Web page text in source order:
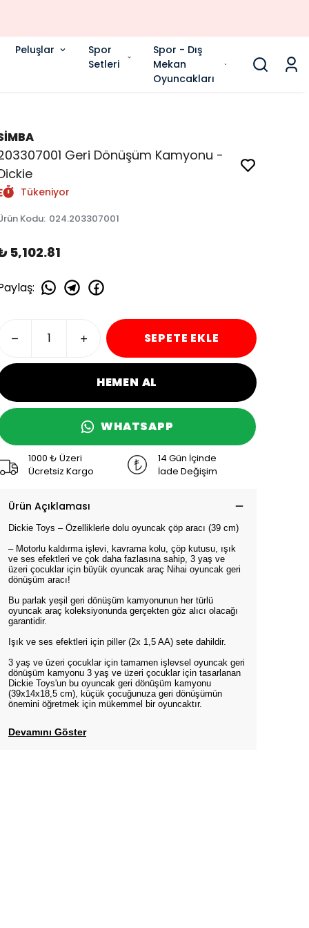
Peluşlar
Spor
Setleri
Spor - Dış
Mekan
Oyuncakları
Geri Dönüşüm Kamyonu -
Tükeniyor
Kodu: 024.203307001
5,102.81
:
SEPETE EKLE
HEMEN AL
WHATSAPP
1000 ₺ Üzeri
Ücretsiz Kargo
14 Gün İçinde
İade Değişim
Ürün Açıklaması
Dickie Toys – Özelliklerle dolu oyuncak çöp aracı (39 cm)
– Motorlu kaldırma işlevi, kavrama kolu, çöp kutusu, ışık
ve ses efektleri ve çok daha fazlasına sahip, 3 yaş ve
üzeri çocuklar için büyük oyuncak araç Nihai oyuncak geri
dönüşüm aracı!
Bu parlak yeşil geri dönüşüm kamyonunun her türlü
oyuncak araç koleksiyonunda gerçekten göz alıcı olacağı
garantidir.
Işık ve ses efektleri için piller (2x 1,5 AA) sete dahildir.
3 yaş ve üzeri çocuklar için tamamen işlevsel oyuncak geri
dönüşüm kamyonu 3 yaş ve üzeri çocuklar için tasarlanan
Dickie Toys'un bu oyuncak geri dönüşüm kamyonu
(39x14x18,5 cm), küçük çocuğunuza geri dönüşümün
önemini öğretmek için mükemmel bir oyuncaktır.
Devamını Göster